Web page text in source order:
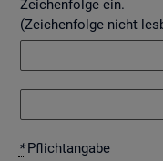
Zeichenfolge ein.
(Zeichenfolge nicht
*Pflicht­an­ga­be